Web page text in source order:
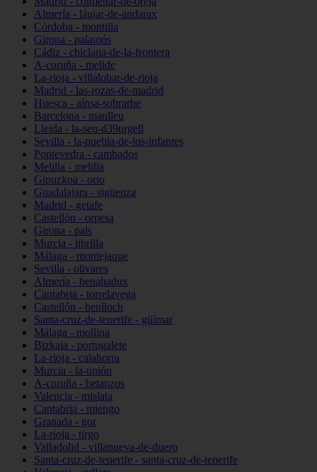
Almería - láujar-de-andarax
Córdoba - montilla
Girona - palamós
Cádiz - chiclana-de-la-frontera
A-coruña - melide
La-rioja - villalobar-de-rioja
Madrid - las-rozas-de-madrid
Huesca - aínsa-sobrarbe
Barcelona - manlleu
Lleida - la-seu-d39urgell
Sevilla - la-puebla-de-los-infantes
Pontevedra - cambados
Melilla - melilla
Gipuzkoa - orio
Guadalajara - sigüenza
Madrid - getafe
Castellón - orpesa
Girona - pals
Murcia - librilla
Málaga - montejaque
Sevilla - olivares
Almería - benahadux
Cantabria - torrelavega
Castellón - benlloch
Santa-cruz-de-tenerife - güímar
Málaga - mollina
Bizkaia - portugalete
La-rioja - calahorra
Murcia - la-unión
A-coruña - betanzos
Valencia - mislata
Cantabria - miengo
Granada - gor
La-rioja - tirgo
Valladolid - villanueva-de-duero
Santa-cruz-de-tenerife - santa-cruz-de-tenerife